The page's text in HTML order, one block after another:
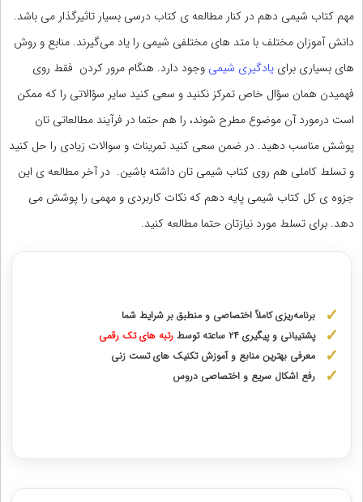
مهم کتاب شیمی دهم در کنار مطالعه ی کتاب درسی بسیار تاثیرگذار می باشد.
دانش آموزان مختلف با متد های مختلفی شیمی را یاد می‌گیرند. منابع و روش
های بسیاری برای یادگیری شیمی وجود دارد. هنگام مرور کردن فقط روی
فهمیدن همان سؤال خاص تمرکز نکنید و سعی کنید سایر سؤالاتی را که ممکن
است درمورد آن موضوع مطرح شوند، را هم حتما در فرآیند مطالعاتی تان
پوشش مناسب دهید. در ضمن سعی کنید تمرینات و سوالات زیادی را حل کنید
و تسلط کاملی هم روی کتاب شیمی تان داشته باشین. در آخر مطالعه ی این
جزوه ی کل کتاب شیمی پایه دهم که نکات کاربردی و مهمی را پوشش می
دهد. برای تسلط مورد نیازتان حتما مطالعه کنید.
برنامه‌ریزی کاملاً اختصاصی و منطبق بر شرایط شما
پشتیبانی و پیگیری ۲۴ ساعته توسط
رتبه‌ های تک رقمی
معرفی بهترین منابع و آموزش تکنیک های تست زنی
رفع اشکال سریع و اختصاصی دروس